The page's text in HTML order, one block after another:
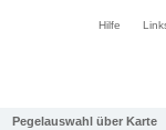
Hilfe
Pegelauswahl über Karte